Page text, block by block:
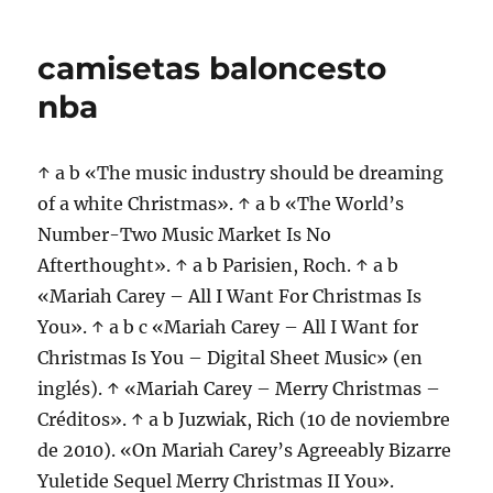
camisetas baloncesto
nba
↑ a b «The music industry should be dreaming
of a white Christmas». ↑ a b «The World’s
Number-Two Music Market Is No
Afterthought». ↑ a b Parisien, Roch. ↑ a b
«Mariah Carey – All I Want For Christmas Is
You». ↑ a b c «Mariah Carey – All I Want for
Christmas Is You – Digital Sheet Music» (en
inglés). ↑ «Mariah Carey – Merry Christmas –
Créditos». ↑ a b Juzwiak, Rich (10 de noviembre
de 2010). «On Mariah Carey’s Agreeably Bizarre
Yuletide Sequel Merry Christmas II You».